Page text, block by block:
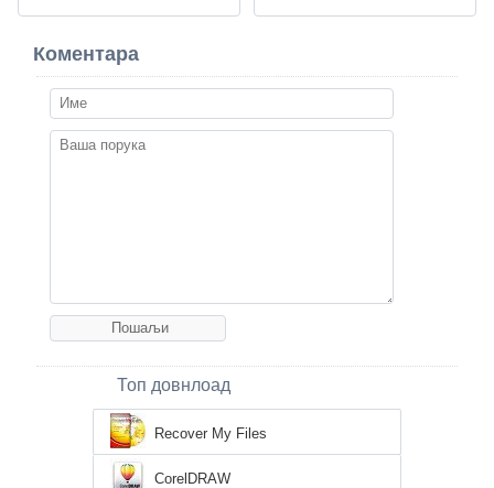
Коментара
Топ довнлоад
Recover My Files
CorelDRAW